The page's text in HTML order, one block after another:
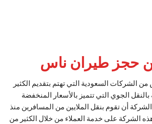
حجز طيران ناس
الشركات السعودية التي تهتم بتقديم الكثير
الجوي التي تتميز بالأسعار المنخفضة
أن تقوم بنقل الملايين من المسافرين منذ
الشركة على خدمة العملاء من خلال الكثير من